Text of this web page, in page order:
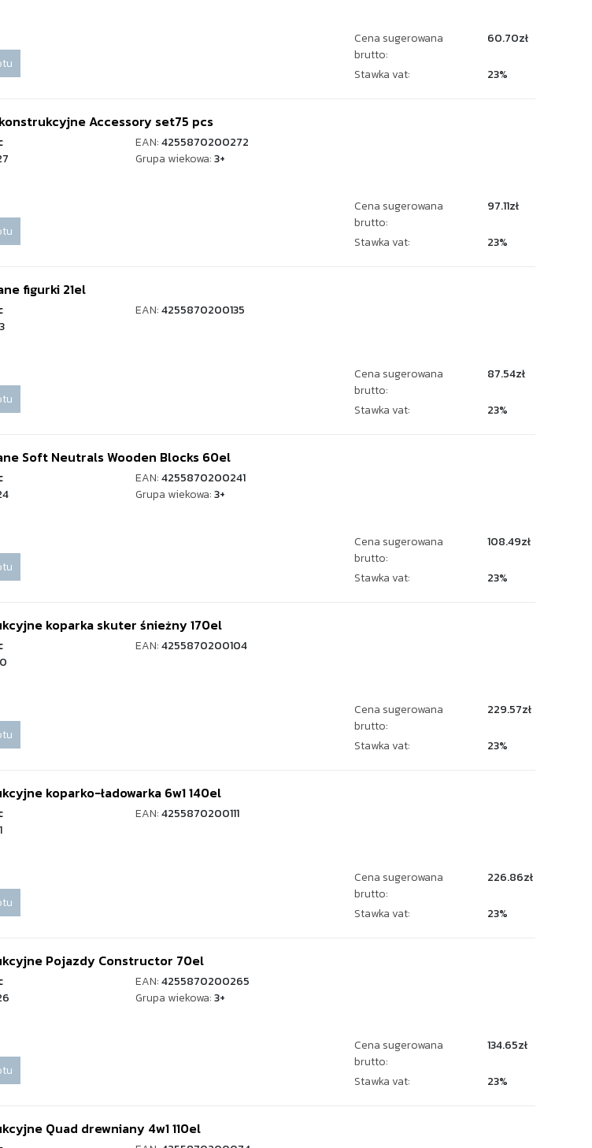
Cena sugerowana
brutto:
60.70zł
Stawka vat: 23%
konstrukcyjne Accessory set75 pcs
EAN:4255870200272
Grupa wiekowa:3+
Cena sugerowana
brutto:
97.11zł
Stawka vat: 23%
figurki 21el
EAN:4255870200135
Cena sugerowana
brutto:
87.54zł
Stawka vat: 23%
Soft Neutrals Wooden Blocks 60el
EAN:4255870200241
Grupa wiekowa:3+
Cena sugerowana
brutto:
108.49zł
Stawka vat: 23%
koparka skuter śnieżny 170el
EAN:4255870200104
Cena sugerowana
brutto:
229.57zł
Stawka vat: 23%
koparko-ładowarka 6w1 140el
EAN:4255870200111
Cena sugerowana
brutto:
226.86zł
Stawka vat: 23%
Pojazdy Constructor 70el
EAN:4255870200265
Grupa wiekowa:3+
Cena sugerowana
brutto:
134.65zł
Stawka vat: 23%
Quad drewniany 4w1 110el